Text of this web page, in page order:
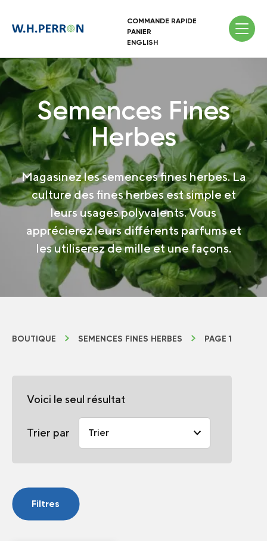
COMMANDE RAPIDE
PANIER
ENGLISH
Semences Fines
Herbes
Magasinez les semences fines herbes. La
culture des fines herbes est simple et
leurs usages polyvalents. Vous
apprécierez leurs différents parfums et
les utiliserez de mille et une façons.
BOUTIQUE SEMENCES FINES HERBES PAGE 1
Voici le seul résultat
Trier par
Filtres